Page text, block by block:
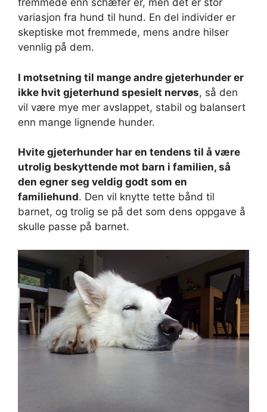
fremmede enn schæfer er, men det er stor
variasjon fra hund til hund. En del individer er
skeptiske mot fremmede, mens andre hilser
vennlig på dem.
I motsetning til mange andre gjeterhunder er
ikke hvit gjeterhund spesielt nervøs, så den
vil være mye mer avslappet, stabil og balansert
enn mange lignende hunder.
Hvite gjeterhunder har en tendens til å være
utrolig beskyttende mot barn i familien, så
den egner seg veldig godt som en
familiehund. Den vil knytte tette bånd til
barnet, og trolig se på det som dens oppgave å
skulle passe på barnet.